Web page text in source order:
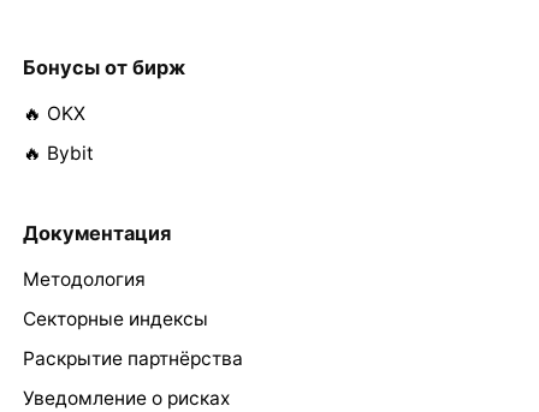
Бонусы от бирж
🔥 OKX
🔥 Bybit
Документация
Методология
Секторные индексы
Раскрытие партнёрства
Уведомление о рисках